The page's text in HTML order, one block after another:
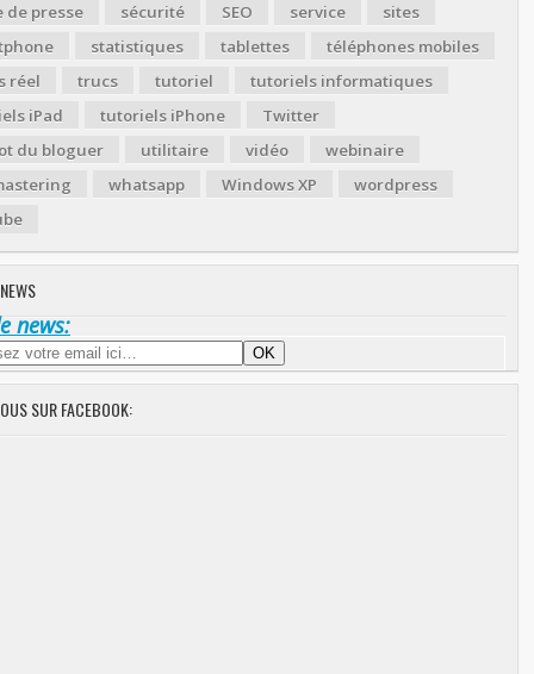
de presse
sécurité SEO service
sites
statistiques tablettes
téléphones mobiles
réel
trucs tutoriel
tutoriels informatiques
iPad
tutoriels iPhone
Twitter
du bloguer
utilitaire vidéo
webinaire
whatsapp Windows XP
wordpress
news:
SUR FACEBOOK: